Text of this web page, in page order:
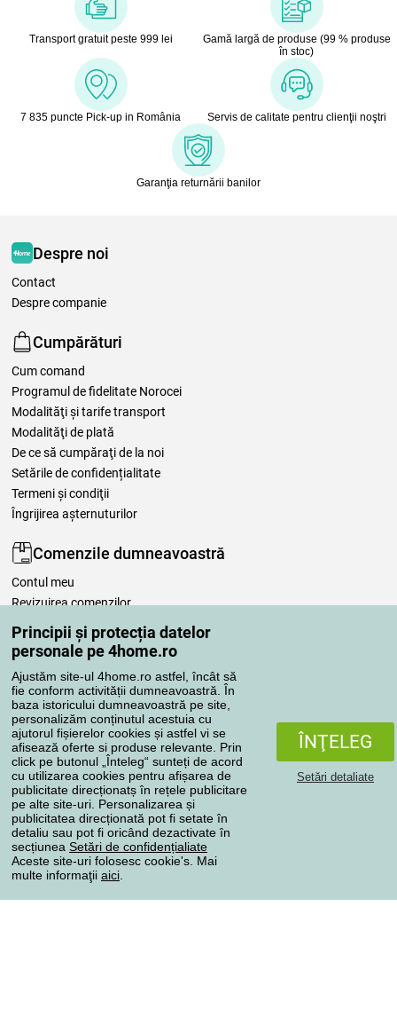
Principii și protecția datelor
personale pe 4home.ro
Ajustăm site-ul 4home.ro astfel, încât să
fie conform activității dumneavoastră. În
baza istoricului dumneavoastră pe site,
personalizăm conținutul acestuia cu
ajutorul fișierelor cookies și astfel vi se
afisează oferte si produse relevante. Prin
click pe butonul „Înteleg“ sunteți de acord
cu utilizarea cookies pentru afișarea de
publicitate direcționatș în rețele publicitare
pe alte site-uri. Personalizarea și
publicitatea direcționată pot fi setate în
detaliu sau pot fi oricând dezactivate în
secțiunea Setări de confidențialiate
Aceste site-uri folosesc cookie's. Mai
multe informaţii aici
ÎNŢELEG
Setări detaliate
Transport gratuit peste 999 lei
Gamă largă de produse (99 % produse
în stoc)
7 835 puncte Pick-up in România Servis de calitate pentru clienţii noştri
Garanţia returnării banilor
Despre noi
Contact
Despre companie
Cumpărături
Cum comand
Programul de fidelitate Norocei
Modalităţi şi tarife transport
Modalităţi de plată
De ce să cumpăraţi de la noi
Setările de confidențialitate
Termeni şi condiţii
Îngrijirea așternuturilor
Comenzile dumneavoastră
Contul meu
Revizuirea comenzilor
Reclamaţii
Retragere de la contract
Regulile de procesare a recenziilor
Metode de transport
Metode de plată
Magazin de încredere